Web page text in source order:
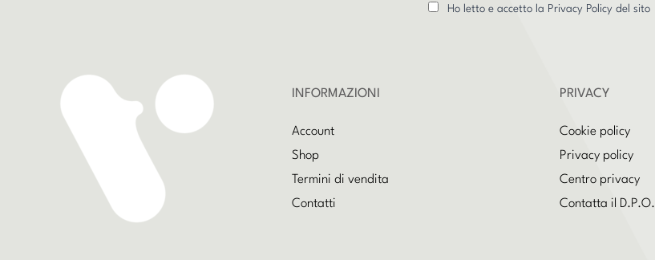
Ho letto e accetto la Privacy Policy del sito
INFORMAZIONI
Account
Shop
Termini di vendita
Contatti
PRIVACY
Cookie policy
Privacy policy
Centro privacy
Contatta il D.P.O.